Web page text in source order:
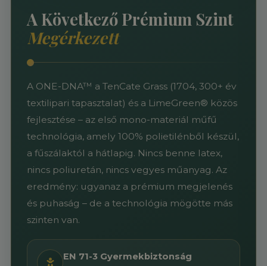
A Következő Prémium Szint
Megérkezett
A ONE-DNA™ a TenCate Grass (1704, 300+ év
textilipari tapasztalat) és a LimeGreen® közös
fejlesztése – az első mono-materiál műfű
technológia, amely 100% polietilénből készül,
a fűszálaktól a hátlapig. Nincs benne latex,
nincs poliuretán, nincs vegyes műanyag. Az
eredmény: ugyanaz a prémium megjelenés
és puhaság – de a technológia mögötte más
szinten van.
EN 71-3 Gyermekbiztonság